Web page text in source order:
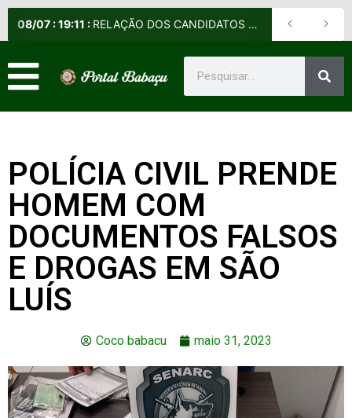
08/07 :19:11 : RELAÇÃO DOS CANDIDATOS SELECIONADOS E NÃO SELECIONADOS PARA A FASE PRESENCIAL DOS CURSOS DE APERFEIÇOAMENTO DE PRAÇAS (CAP) E DE FORMAÇÃO DE SARGENTOS (CFS) – EDITAL Nº 09/2026-DE
POLÍCIA CIVIL PRENDE
HOMEM COM
DOCUMENTOS FALSOS
E DROGAS EM SÃO
LUÍS
Coco babacu maio 31, 2023